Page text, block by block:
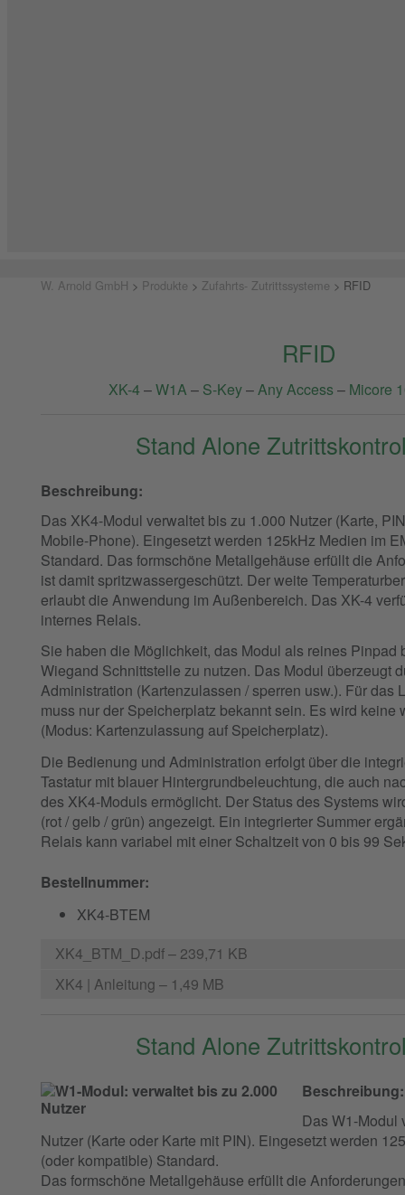
W. Arnold GmbH > Produkte > Zufahrts- Zutrittssysteme > RFID
RFID
XK-4–W1A – S-Key–Any Access – Micore
Stand Alone
Beschreibung:
Das XK4-Modul verwaltet bis zu 1.000 Nutzer (Karte,
Mobile-Phone). Eingesetzt werden 125kHz Medien im
Standard. Das formschöne Metallgehäuse erfüllt die
ist damit spritzwassergeschützt. Der weite
erlaubt die Anwendung im Außenbereich. Das XK-4
internes Relais.
Sie haben die Möglichkeit, das Modul als reines Pinpad
Wiegand Schnittstelle zu nutzen. Das Modul überzeugt
Administration (Kartenzulassen / sperren usw.). Für das
muss nur der Speicherplatz bekannt sein. Es wird keine
(Modus: Kartenzulassung auf Speicherplatz).
Die Bedienung und Administration erfolgt über die
Tastatur mit blauer Hintergrundbeleuchtung, die auch
des XK4-Moduls ermöglicht. Der Status des Systems
(rot / gelb / grün) angezeigt. Ein integrierter Summer
Relais kann variabel mit einer Schaltzeit von 0 bis 99
Bestellnummer:
XK4-BTEM
XK4_BTM_D.pdf– 239,71 KB
XK4 | Anleitung – 1,49 MB
Stand Alone
Beschreibung:
Das W1-Modul
Nutzer (Karte oder Karte mit PIN). Eingesetzt werden
(oder kompatible) Standard.
Das formschöne Metallgehäuse erfüllt die